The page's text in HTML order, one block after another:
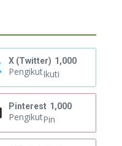
X (Twitter) 1,000
PengikutIkuti
Pinterest 1,000
PengikutPin